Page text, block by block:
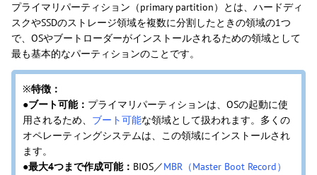
プライマリパーティション（primary partition）とは、ハードディ
スクやSSDのストレージ領域を複数に分割したときの領域の1つ
で、OSやブートローダーがインストールされるための領域として
最も基本的なパーティションのことです。
※特徴：
●ブート可能： プライマリパーティションは、OSの起動に使
用されるため、 ブート可能な領域として扱われます。多くの
オペレーティングシステムは、この領域にインストールされ
ます。
●最大4つまで作成可能： BIOS／MBR（Master Boot Record）